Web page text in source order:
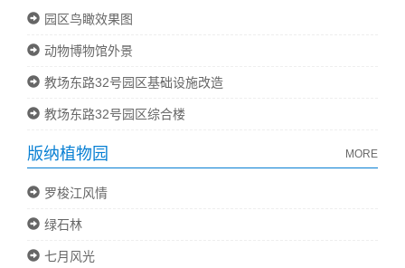
园区鸟瞰效果图
动物博物馆外景
教场东路32号园区基础设施改造
教场东路32号园区综合楼
版纳植物园 MORE
罗梭江风情
绿石林
七月风光